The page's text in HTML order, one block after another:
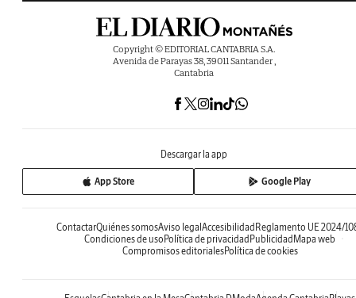
Copyright © EDITORIAL CANTABRIA S.A.
Avenida de Parayas 38, 39011 Santander ,
Cantabria
Descargar la app
App Store Google Play
ContactarQuiénes somosAviso legalAccesibilidadReglamento UE 2024/
Condiciones de usoPolítica de privacidadPublicidadMapa web
Compromisos editorialesPolítica de cookies